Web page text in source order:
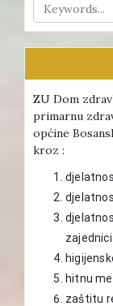
ZU Dom
primarnu
općine
kroz :
zajednici
hitnu
zaštitu